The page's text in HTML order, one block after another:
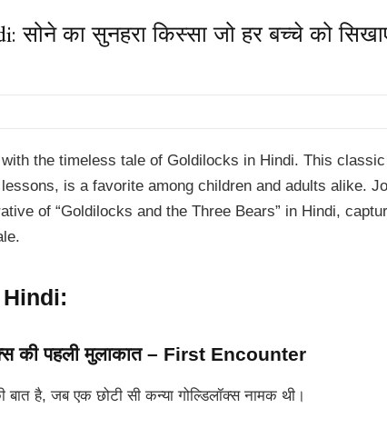
का सुनहरा किस्सा जो हर बच्चे को
the timeless tale of Goldilocks in Hindi. This
is a favorite among children and adults alike.
of “Goldilocks and the Three Bears” in Hindi,
की पहली मुलाकात – First Encounter
है, जब एक छोटी सी कन्या गोल्डिलॉक्स नामक थी।